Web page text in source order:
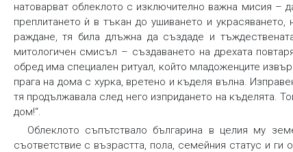
натоварват облеклото с изключително важна мисия –
преплитането ѝ в тъкан до ушиването и
раждане, тя била длъжна да създаде и
митологичен смисъл – създаването на дрехата
обред има специален ритуал, който младоженците
прага на дома с хурка, вретено и къделя вълна.
тя продължавала след него изпридането на къделята.
дом!“.
Облеклото съпътствало българина в целия му
съответствие с възрастта, пола, семейния статус и